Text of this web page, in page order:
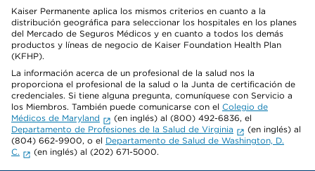
Kaiser Permanente aplica los mismos criterios en cuanto a la
distribución geográfica para seleccionar los hospitales en los planes
del Mercado de Seguros Médicos y en cuanto a todos los demás
productos y líneas de negocio de Kaiser Foundation Health Plan
(KFHP).
La información acerca de un profesional de la salud nos la
proporciona el profesional de la salud o la Junta de certificación de
credenciales. Si tiene alguna pregunta, comuníquese con Servicio a
los Miembros. También puede comunicarse con el Colegio de
Médicos de Maryland
(en inglés) al (800) 492-6836, el
Departamento de Profesiones de la Salud de Virginia
(en inglés) al
(804) 662-9900, o el Departamento de Salud de Washington, D.
C.
(en inglés) al (202) 671-5000.